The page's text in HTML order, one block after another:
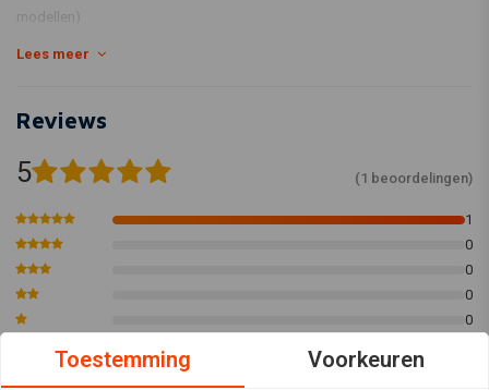
modellen)
Lees meer
Reviews
5 (1 beoordelingen)
1
0
0
0
0
Toestemming Voorkeuren